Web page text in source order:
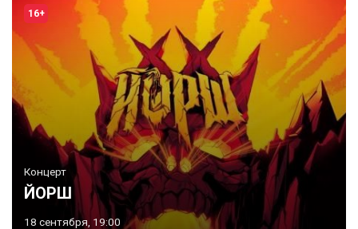
16+
Концерт
ЙОРШ
18 сентября, 19:00